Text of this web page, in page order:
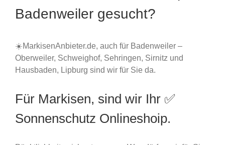
Badenweiler gesucht?
☀️MarkisenAnbieter.de, auch für Badenweiler –
Oberweiler, Schweighof, Sehringen, Sirnitz und
Hausbaden, Lipburg sind wir für Sie da.
Für Markisen, sind wir Ihr ✅
Sonnenschutz Onlineshoip.